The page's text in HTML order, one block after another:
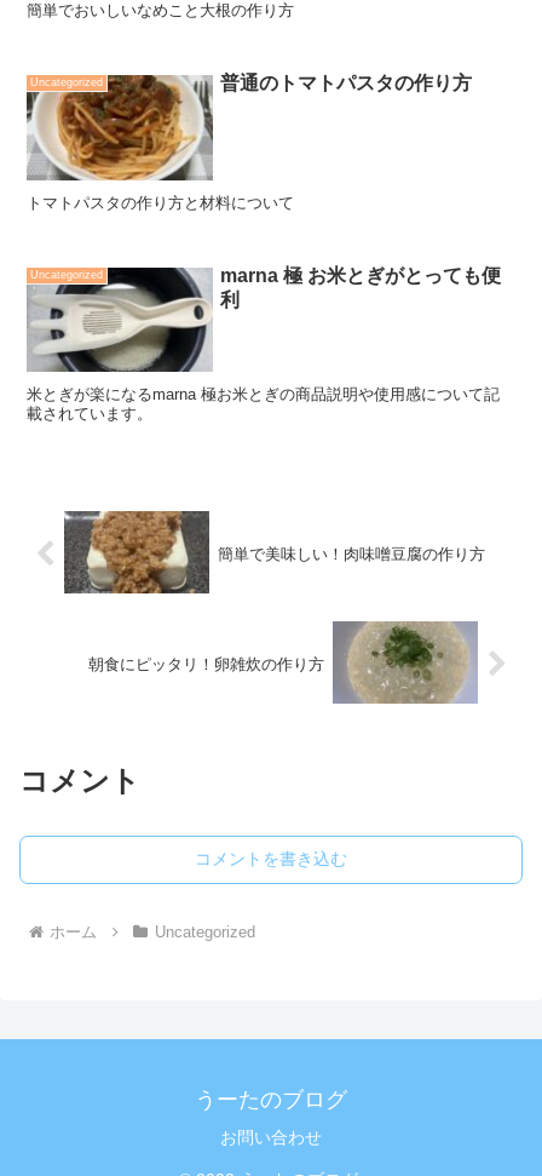
簡単でおいしいなめこと大根の作り方
Uncategorized 普通のトマトパスタの作り方
トマトパスタの作り方と材料について
Uncategorized
marna 極 お米とぎがとっても便
利
米とぎが楽になるmarna 極お米とぎの商品説明や使用感について記
載されています。
簡単で美味しい！肉味噌豆腐の作り方
朝食にピッタリ！卵雑炊の作り方
コメント
コメントを書き込む
ホーム Uncategorized
うーたのブログ
お問い合わせ